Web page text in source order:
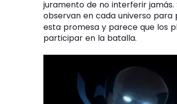
juramento de no interferir
observan en cada universo para
esta promesa y parece que los
participar en la batalla.